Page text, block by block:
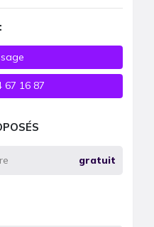
67 16 87
gratuit